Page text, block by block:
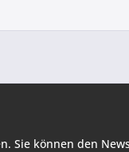
Sie können den